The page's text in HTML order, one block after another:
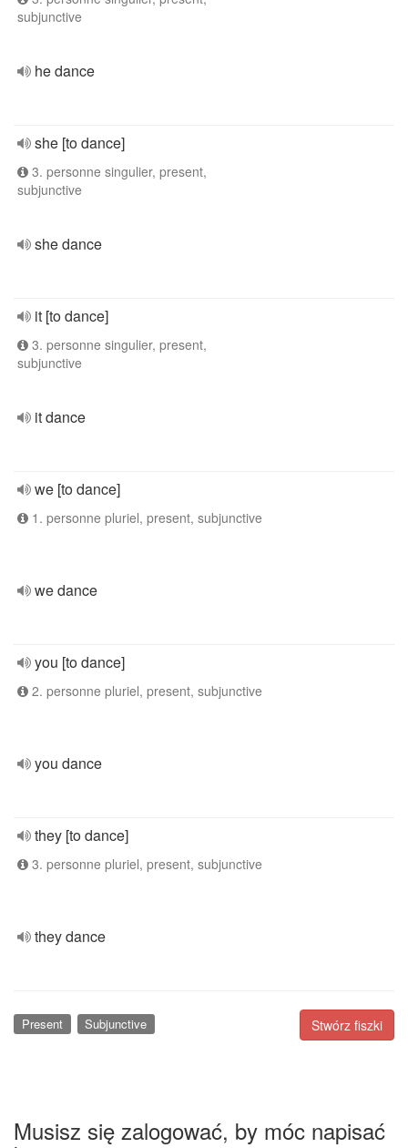
subjunctive
he dance
she [to dance]
3. personne singulier, present,
subjunctive
she dance
it [to dance]
3. personne singulier, present,
subjunctive
it dance
we [to dance]
1. personne pluriel, present, subjunctive
we dance
you [to dance]
2. personne pluriel, present, subjunctive
you dance
they [to dance]
3. personne pluriel, present, subjunctive
they dance
Stwórz fiszki
Present Subjunctive
Musisz się zalogować, by móc napisać